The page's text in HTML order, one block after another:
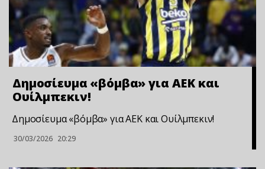
Δημοσίευμα «βόμβα» για ΑΕΚ και
Ουίλμπεκιν!
Δημοσίευμα «βόμβα» για ΑΕΚ και Ουίλμπεκιν!
30/03/2026 20:29